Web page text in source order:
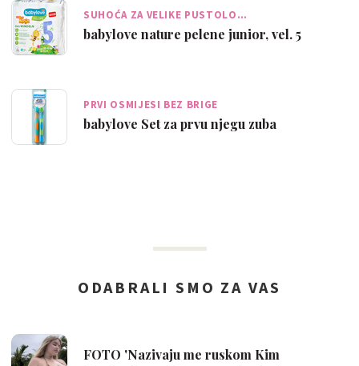
SUHOĆA ZA VELIKE PUSTOLO…
babylove nature pelene junior, vel. 5
PRVI OSMIJESI BEZ BRIGE
babylove Set za prvu njegu zuba